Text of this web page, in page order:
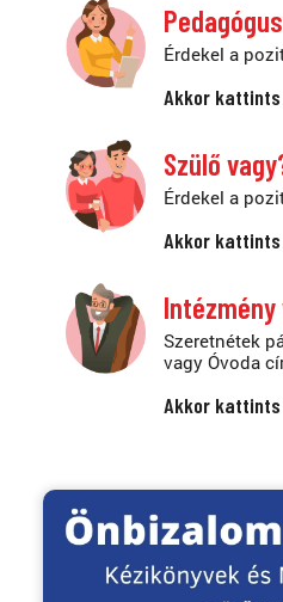
Érdekel a
Akkor kattints
Szülő
Érdekel a
Akkor kattints
Intézmény
Szeretnétek
vagy Óvoda
Akkor kattints